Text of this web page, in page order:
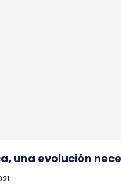
una evolución